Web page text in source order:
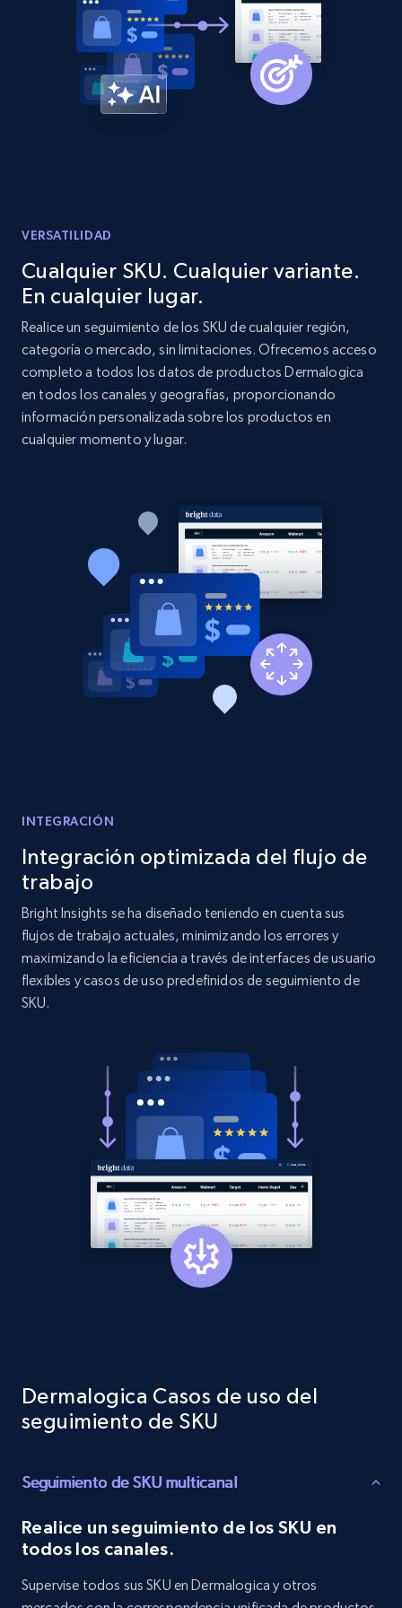
URL, Product id, Listing inventory id, Title, Rating,
Reviews count shop, Reviews count item, Initial
price, and more.
specified keywords
URL, Product id, Listing inventory id, Title, Rating,
Reviews count shop, Reviews count item, Initial
price, and more.
1.9K+ 323+ Comenzar ahora
Etsy - Collects data from shop's URL
1.9K+ Comenzar ahora
Amazon products search
Asin, URL, Name, Sponsored, Initial price, Final
price, Currency, Sold, and more.
Target
URL, Product id, Title, Product description,
Rating, Reviews count, Initial price, Discount,
and more.
1.3K+ 175+ Comenzar ahora
specified keywords
URL, Product id, Title, Product description,
Rating, Reviews count, Initial price, Discount,
and more.
1.3K+ Comenzar ahora
Target - Discover products by category url
URL, Product id, Title, Product description,
UPC
Rating, Reviews count, Initial price, Discount,
and more.
VERSATILIDAD
Cualquier SKU. Cualquier variante.
En cualquier lugar.
Realice un seguimiento de los SKU de cualquier región,
categoría o mercado, sin limitaciones. Ofrecemos acceso
completo a todos los datos de productos Dermalogica
en todos los canales y geografías, proporcionando
información personalizada sobre los productos en
cualquier momento y lugar.
INTEGRACIÓN
Integración optimizada del flujo de
trabajo
Bright Insights se ha diseñado teniendo en cuenta sus
flujos de trabajo actuales, minimizando los errores y
maximizando la eficiencia a través de interfaces de usuario
flexibles y casos de uso predefinidos de seguimiento de
SKU.
Dermalogica Casos de uso del
seguimiento de SKU
Seguimiento de SKU multicanal
Realice un seguimiento de los SKU en
todos los canales.
Supervise todos sus SKU en Dermalogica y otros